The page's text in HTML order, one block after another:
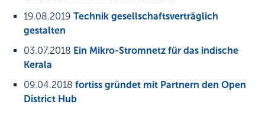
19.08.2019 Technik gesellschaftsverträglich
gestalten
03.07.2018 Ein Mikro-Stromnetz für das indische
Kerala
09.04.2018 fortiss gründet mit Partnern den Open
District Hub